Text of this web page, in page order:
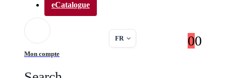
eCatalogue
Mon compte
FR 00